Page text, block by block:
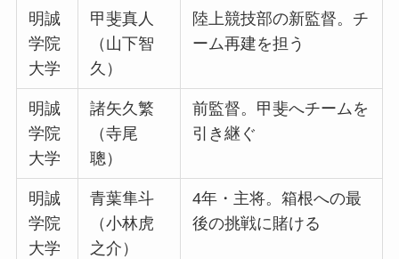
明誠
学院
大学
甲斐真人
（山下智
久）
陸上競技部の新監督。チ
ーム再建を担う
明誠
学院
大学
諸矢久繁
（寺尾
聰）
前監督。甲斐へチームを
引き継ぐ
明誠
学院
大学
青葉隼斗
（小林虎
之介）
4年・主将。箱根への最
後の挑戦に賭ける